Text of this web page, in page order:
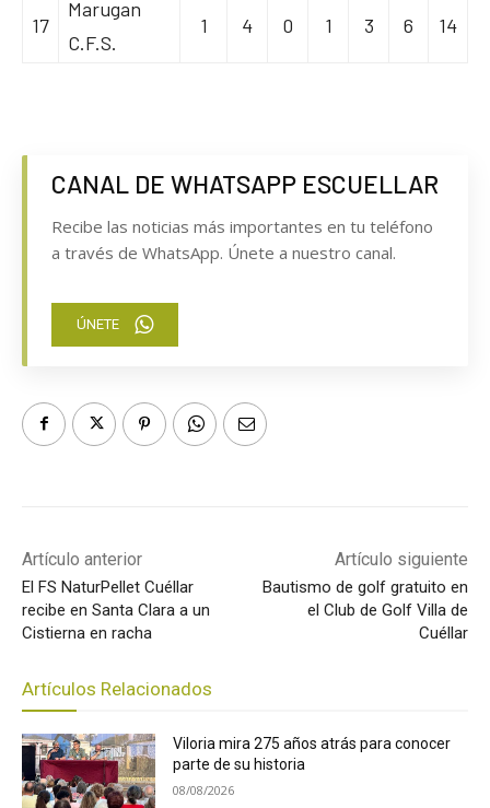
17
Marugan
C.F.S.
1 4 0 1 3 6 14
CANAL DE WHATSAPP ESCUELLAR
Recibe las noticias más importantes en tu teléfono
a través de WhatsApp. Únete a nuestro canal.
ÚNETE
Artículo anterior
El FS NaturPellet Cuéllar
recibe en Santa Clara a un
Cistierna en racha
Artículo siguiente
Bautismo de golf gratuito en
el Club de Golf Villa de
Cuéllar
Artículos Relacionados
Viloria mira 275 años atrás para conocer
parte de su historia
08/08/2026